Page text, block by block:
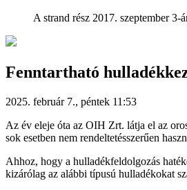
A strand rész 2017. szeptember 3-
Fenntartható
2025. február 7., péntek 11:53
Az év eleje óta az OIH Zrt. látja el az
sok esetben nem rendeltetésszerűen
Ahhoz, hogy a hulladékfeldolgozás
kizárólag az alábbi típusú hulladékokat